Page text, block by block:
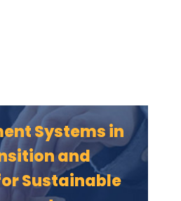
Systems in
and
Sustainable